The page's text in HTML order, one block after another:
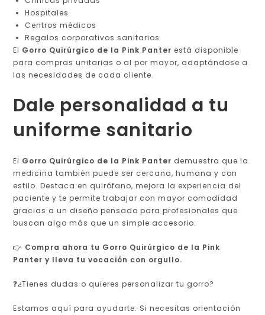
Hospitales
Centros médicos
Regalos corporativos sanitarios
El Gorro Quirúrgico de la Pink Panter está disponible
para compras unitarias o al por mayor, adaptándose a
las necesidades de cada cliente.
Dale personalidad a tu
uniforme sanitario
El Gorro Quirúrgico de la Pink Panter demuestra que la
medicina también puede ser cercana, humana y con
estilo. Destaca en quirófano, mejora la experiencia del
paciente y te permite trabajar con mayor comodidad
gracias a un diseño pensado para profesionales que
buscan algo más que un simple accesorio.
👉 Compra ahora tu Gorro Quirúrgico de la Pink
Panter y lleva tu vocación con orgullo.
❓¿Tienes dudas o quieres personalizar tu gorro?
Estamos aquí para ayudarte. Si necesitas orientación